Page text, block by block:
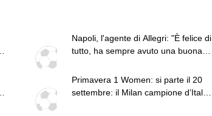
Napoli, l'agente di Allegri: "È felice di
tutto, ha sempre avuto una buona
Primavera 1 Women: si parte il 20
settembre: il Milan campione d’Italia